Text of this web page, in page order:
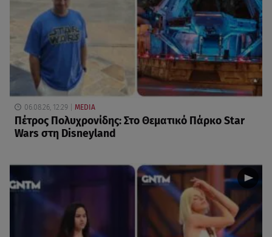
06.08.26, 12:29 MEDIA
Πέτρος Πολυχρονίδης: Στο Θεματικό Πάρκο Star
Wars στη Disneyland